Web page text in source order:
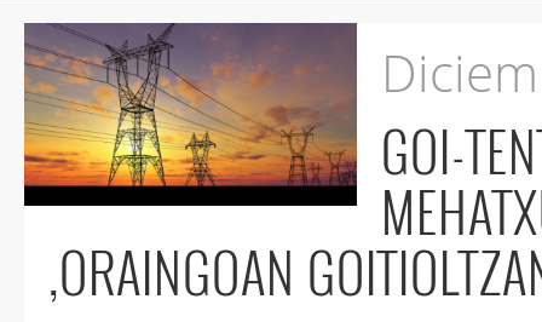
GOI-
,ORAINGOAN